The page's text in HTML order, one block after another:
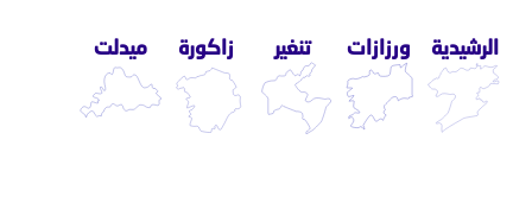
الرشيدية ورزازات تنغير زاكورة ميدلت